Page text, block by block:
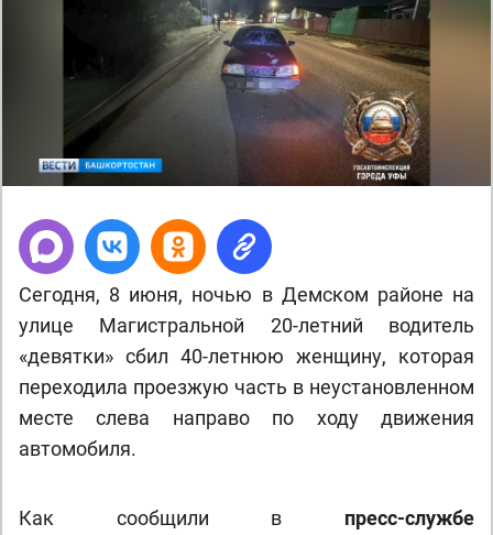
Сегодня, 8 июня, ночью в Демском районе на
улице Магистральной 20-летний водитель
«девятки» сбил 40-летнюю женщину, которая
переходила проезжую часть в неустановленном
месте слева направо по ходу движения
автомобиля.
Как сообщили в пресс-службе